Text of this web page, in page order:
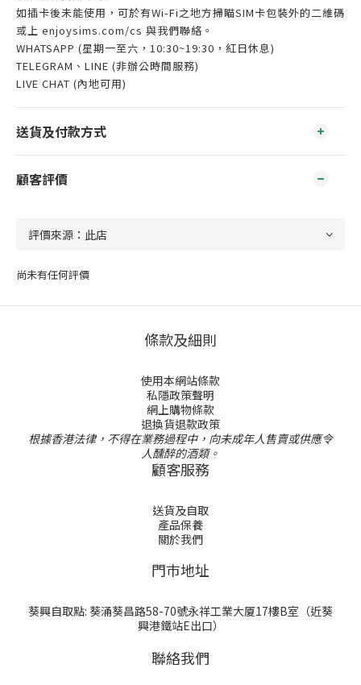
如插卡後未能使用，可於有Wi-Fi之地方掃瞄SIM卡包裝外的二維碼
或上 enjoysims.com/cs 與我們聯絡。
WHATSAPP (星期一至六，10:30~19:30，紅日休息)
TELEGRAM、LINE (非辦公時間服務)
LIVE CHAT (內地可用)
送貨及付款方式
顧客評價
尚未有任何評價
條款及細則
使用本網站條款
私隱政策聲明
網上購物條款
退換貨退款政策
根據香港法律，不得在業務過程中，向未成年人售賣或供應令
人醺醉的酒類。
顧客服務
送貨及自取
產品保養
關於我們
門巿地址
葵興自取點: 葵涌葵昌路58-70號永祥工業大厦17樓B室（近葵
興港鐵站E出口）
聯絡我們